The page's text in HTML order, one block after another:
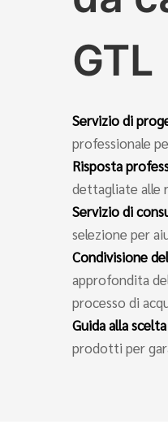
GTL
Servizio di
professionale
Risposta
dettagliate alle
Servizio di
selezione per
Condivisione
approfondita
processo di
Guida alla
prodotti per